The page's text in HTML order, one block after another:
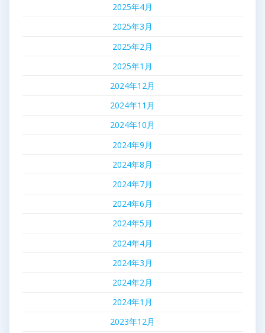
2025年4月
2025年3月
2025年2月
2025年1月
2024年12月
2024年11月
2024年10月
2024年9月
2024年8月
2024年7月
2024年6月
2024年5月
2024年4月
2024年3月
2024年2月
2024年1月
2023年12月